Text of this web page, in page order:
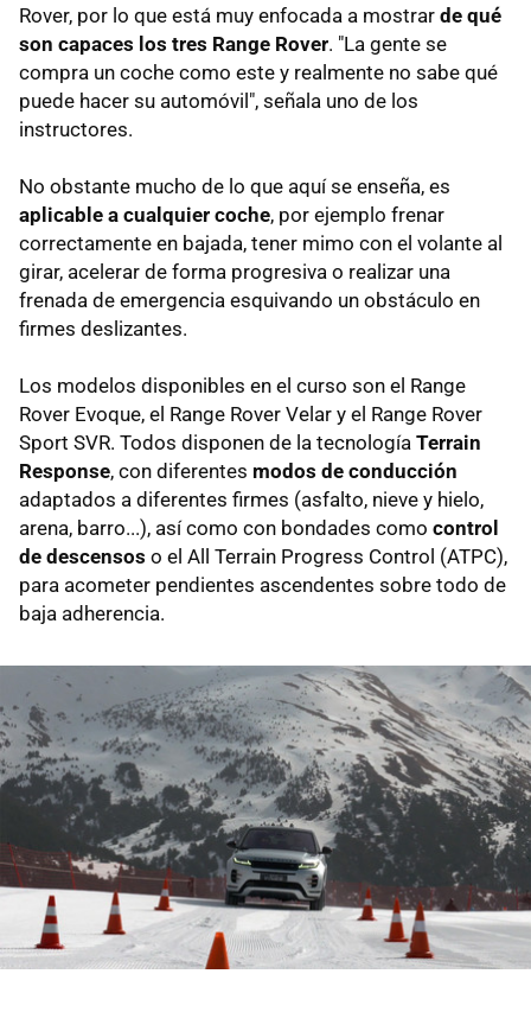
Rover, por lo que está muy enfocada a mostrar de qué
son capaces los tres Range Rover. "La gente se
compra un coche como este y realmente no sabe qué
puede hacer su automóvil", señala uno de los
instructores.
No obstante mucho de lo que aquí se enseña, es
aplicable a cualquier coche, por ejemplo frenar
correctamente en bajada, tener mimo con el volante al
girar, acelerar de forma progresiva o realizar una
frenada de emergencia esquivando un obstáculo en
firmes deslizantes.
Los modelos disponibles en el curso son el Range
Rover Evoque, el Range Rover Velar y el Range Rover
Sport SVR. Todos disponen de la tecnología Terrain
Response, con diferentes modos de conducción
adaptados a diferentes firmes (asfalto, nieve y hielo,
arena, barro...), así como con bondades como control
de descensos o el All Terrain Progress Control (ATPC),
para acometer pendientes ascendentes sobre todo de
baja adherencia.